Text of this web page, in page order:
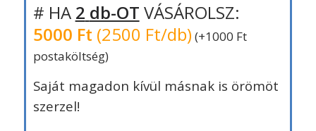
# HA 2 db-OT VÁSÁROLSZ:
5000 Ft (2500 Ft/db) (+1000 Ft
postaköltség)
Saját magadon kívül másnak is örömöt
szerzel!